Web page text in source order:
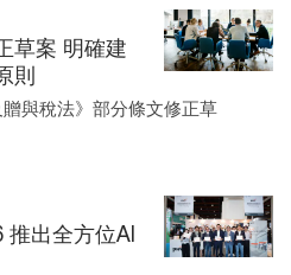
草案 明確建
則
與稅法》部分條文修正草
推出全方位AI